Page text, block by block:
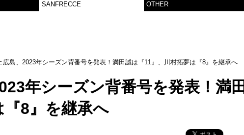
SANFRECCE OTHER
広島、2023年シーズン背番号を発表！満田誠は『11』、川村拓夢は『8』を継承へ
年シーズン背番号を発表！満田
8』を継承へ